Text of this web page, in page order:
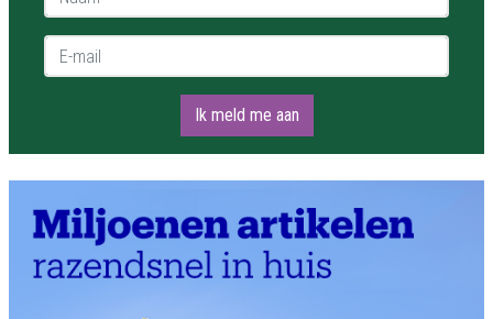
E-mail *
Ik meld me aan